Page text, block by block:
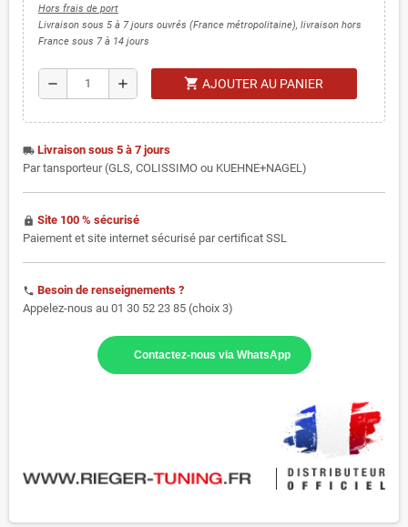
Hors frais de port
Livraison sous 5 à 7 jours ouvrés (France métropolitaine), livraison hors
France sous 7 à 14 jours
remove add shopping_cart AJOUTER AU PANIER
local_shipping Livraison sous 5 à 7 jours
Par tansporteur (GLS, COLISSIMO ou KUEHNE+NAGEL)
https Site 100 % sécurisé
Paiement et site internet sécurisé par certificat SSL
phone Besoin de renseignements ?
Appelez-nous au 01 30 52 23 85 (choix 3)
Contactez-nous via WhatsApp